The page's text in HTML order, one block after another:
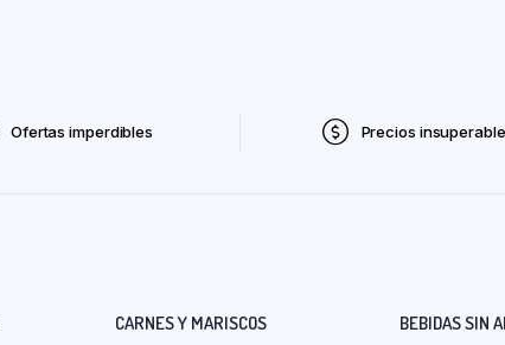
Ofertas imperdibles Precios
CARNES Y MARISCOS BEBIDAS SIN